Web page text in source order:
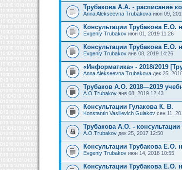
Трубакова А.А. - расписание
Anna Alekseevna Trubakova июн 09,
Консультации Трубакова Е.О.
Evgeniy Trubakov июн 01, 2019 11:26
Консультации Трубакова Е.О.
Evgeniy Trubakov янв 08, 2019 14:26
«Информатика» - 2018/2019
Anna Alekseevna Trubakova дек 25,
Трубаков А.О. 2018—2019
A.O.Trubakov янв 08, 2019 12:43
Консультации Гулакова К. В.
Konstantin Vasilievich Gulakov сен 11,
Трубакова А.О. - консультации
A.O.Trubakov дек 25, 2017 12:50
Консультации Трубакова Е.О.
Evgeniy Trubakov июн 14, 2018 10:55
Консультации Трубакова Е.О.